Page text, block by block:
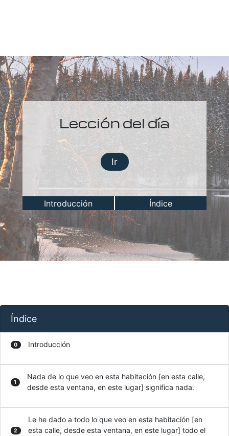
Lección del día
Ir
Introducción Índice
Índice
0 Introducción
1
Nada de lo que veo en esta habitación [en esta calle,
desde esta ventana, en este lugar] significa nada.
2
Le he dado a todo lo que veo en esta habitación [en
esta calle, desde esta ventana, en este lugar] todo el